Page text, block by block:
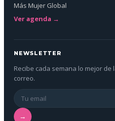
Más Mujer Global
Ver agenda →
NEWSLETTER
Recibe cada semana lo mejor
correo.
→